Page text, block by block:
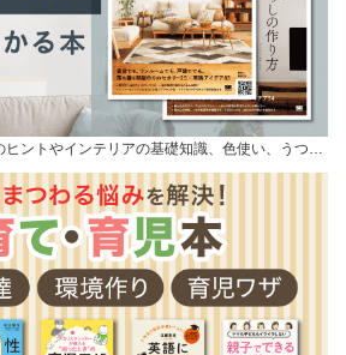
ヒントやインテリアの基礎知識、色使い、うつ…